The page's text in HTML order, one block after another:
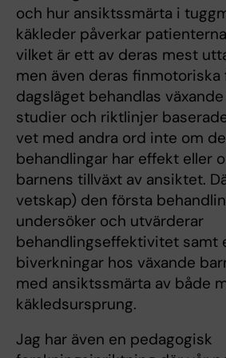
och hur ansiktssmärta i
käkleder påverkar
vilket är ett av deras mest
men även deras finmotoriska
dagsläget behandlas
studier och riktlinjer
vet med andra ord inte om
behandlingar har effekt eller
barnens tillväxt av ansiktet.
vetskap) den första
undersöker och utvärderar
behandlingseffektivitet samt
biverkningar hos växande
med ansiktssmärta av både
käkledsursprung.
Jag har även en pedagogisk